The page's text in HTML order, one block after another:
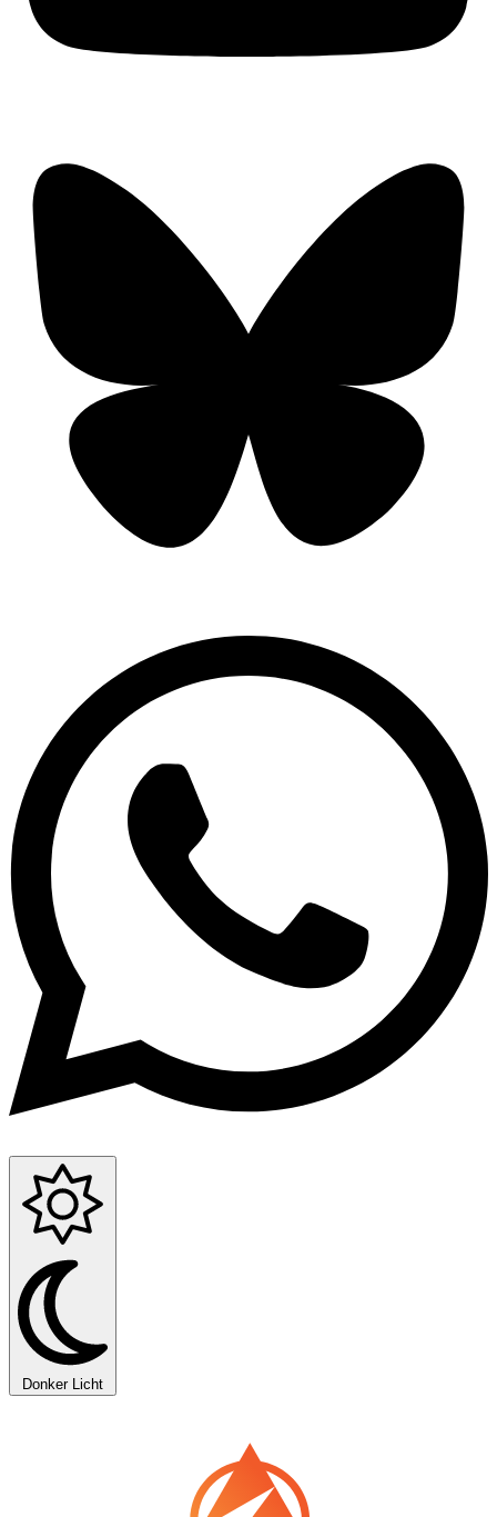
Donker Licht